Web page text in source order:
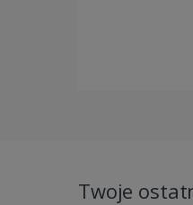
Twoje